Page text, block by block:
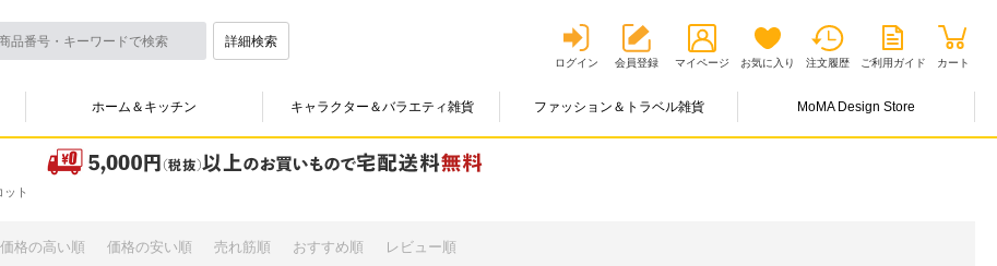
詳細検索
ログイン 会員登録 マイページ お気に入り 注文履歴 ご利用ガイド カート
ホーム＆キッチン キャラクター＆バラエティ雑貨 ファッション＆トラベル雑貨 MoMA Design Store
ット
価格の高い順 価格の安い順 売れ筋順 おすすめ順
レビュー順